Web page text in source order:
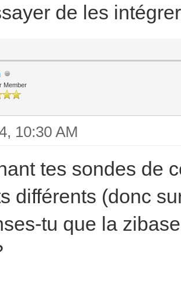
de les
Member
10:30 AM
tes sondes de
différents (donc
tu que la